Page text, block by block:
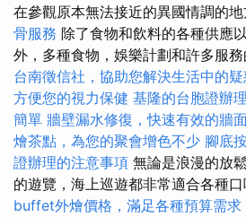
在參觀原本無法接近的異國情調的地
骨服務 除了食物和飲料的各種供應
外，多種食物，娛樂計劃和許多服務
台南徵信社，協助您解決生活中的
方便您的視力保健 基隆的台胞證辦
簡單 牆壁漏水修復，快速有效的牆
燴茶點，為您的聚會增色不少 腳底
證辦理的注意事項 無論是浪漫的放
的遊覽，海上巡遊都非常適合各種
buffet外燴價格，滿足各種預算需求